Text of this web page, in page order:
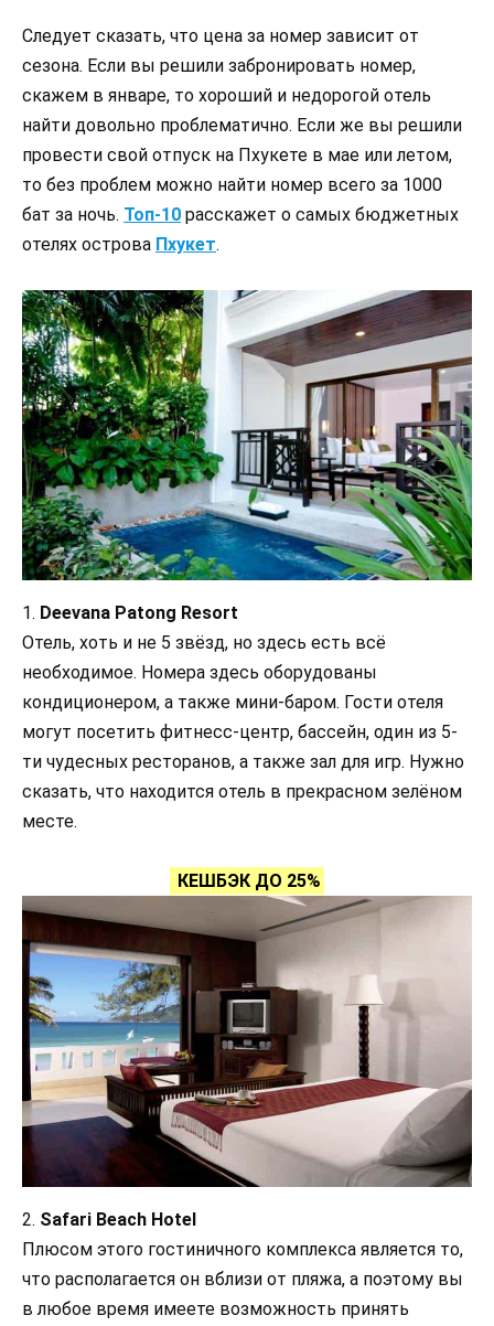
Следует сказать, что цена за номер зависит от
сезона. Если вы решили забронировать номер,
скажем в январе, то хороший и недорогой отель
найти довольно проблематично. Если же вы решили
провести свой отпуск на Пхукете в мае или летом,
то без проблем можно найти номер всего за 1000
бат за ночь. Топ-10 расскажет о самых бюджетных
отелях острова Пхукет.
1. Deevana Patong Resort
Отель, хоть и не 5 звёзд, но здесь есть всё
необходимое. Номера здесь оборудованы
кондиционером, а также мини-баром. Гости отеля
могут посетить фитнесс-центр, бассейн, один из 5-
ти чудесных ресторанов, а также зал для игр. Нужно
сказать, что находится отель в прекрасном зелёном
месте.
КЕШБЭК ДО 25%
2. Safari Beach Hotel
Плюсом этого гостиничного комплекса является то,
что располагается он вблизи от пляжа, а поэтому вы
в любое время имеете возможность принять